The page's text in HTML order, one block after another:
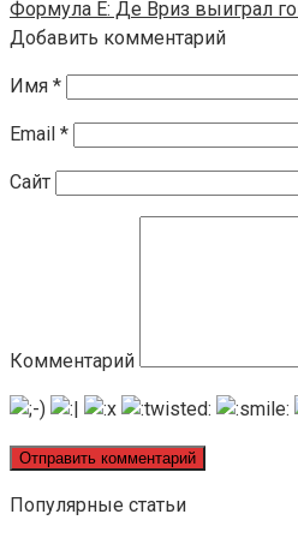
Формула E: Де Вриз выиграл
Добавить комментарий
Имя *
Email *
Сайт
Комментарий
Популярные статьи